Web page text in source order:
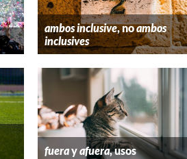
ambos inclusive, noambos
inclusives
fuerayafuera, usos